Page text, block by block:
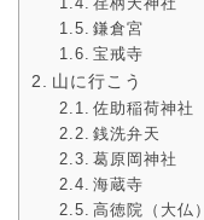
鎌倉宮
宝戒寺
山に行こう
佐助稲荷神社
銭洗弁天
葛原岡神社
海蔵寺
高徳院（大仏）